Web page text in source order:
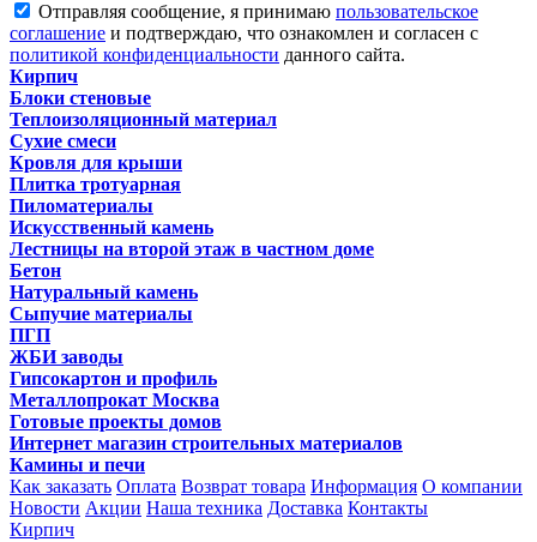
Отправляя сообщение, я принимаю пользовательское
соглашение и подтверждаю, что ознакомлен и согласен с
политикой конфиденциальности данного сайта.
Кирпич
Блоки стеновые
Теплоизоляционный материал
Сухие смеси
Кровля для крыши
Плитка тротуарная
Пиломатериалы
Искусственный камень
Лестницы на второй этаж в частном доме
Бетон
Натуральный камень
Сыпучие материалы
ПГП
ЖБИ заводы
Гипсокартон и профиль
Металлопрокат Москва
Готовые проекты домов
Интернет магазин строительных материалов
Камины и печи
Как заказать Оплата Возврат товара Информация О компании
Новости Акции Наша техника Доставка Контакты
Кирпич